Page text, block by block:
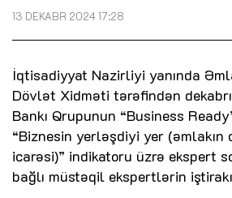
13 DEKABR 2024 17:28
İqtisadiyyat Nazirliyi yanında
Dövlət Xidməti tərəfindən
Bankı Qrupunun “Business
“Biznesin yerləşdiyi yer (əmlakın
icarəsi)” indikatoru üzrə ekspert
bağlı müstəqil ekspertlərin